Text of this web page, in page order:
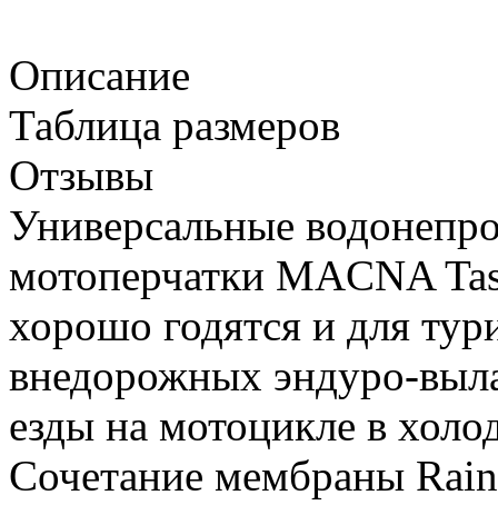
Описание
Таблица размеров
Отзывы
Универсальные
мотоперчатки MACNA
хорошо годятся и для
внедорожных эндуро-
езды на мотоцикле в
Сочетание мембраны